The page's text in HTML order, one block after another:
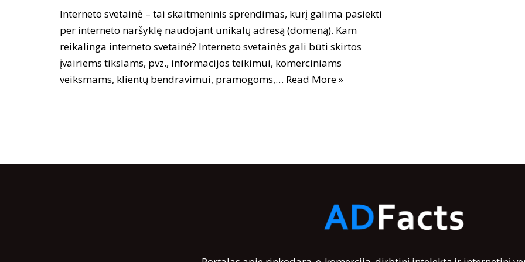
Interneto svetainė – tai skaitmeninis sprendimas, kurį galima pasiekti
per interneto naršyklę naudojant unikalų adresą (domeną). Kam
reikalinga interneto svetainė? Interneto svetainės gali būti skirtos
įvairiems tikslams, pvz., informacijos teikimui, komerciniams
veiksmams, klientų bendravimui, pramogoms,… Read More »